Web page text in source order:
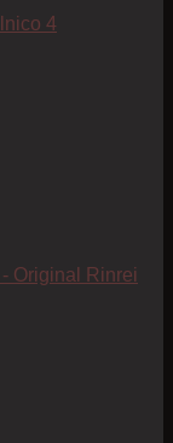
4
Original Rinrei